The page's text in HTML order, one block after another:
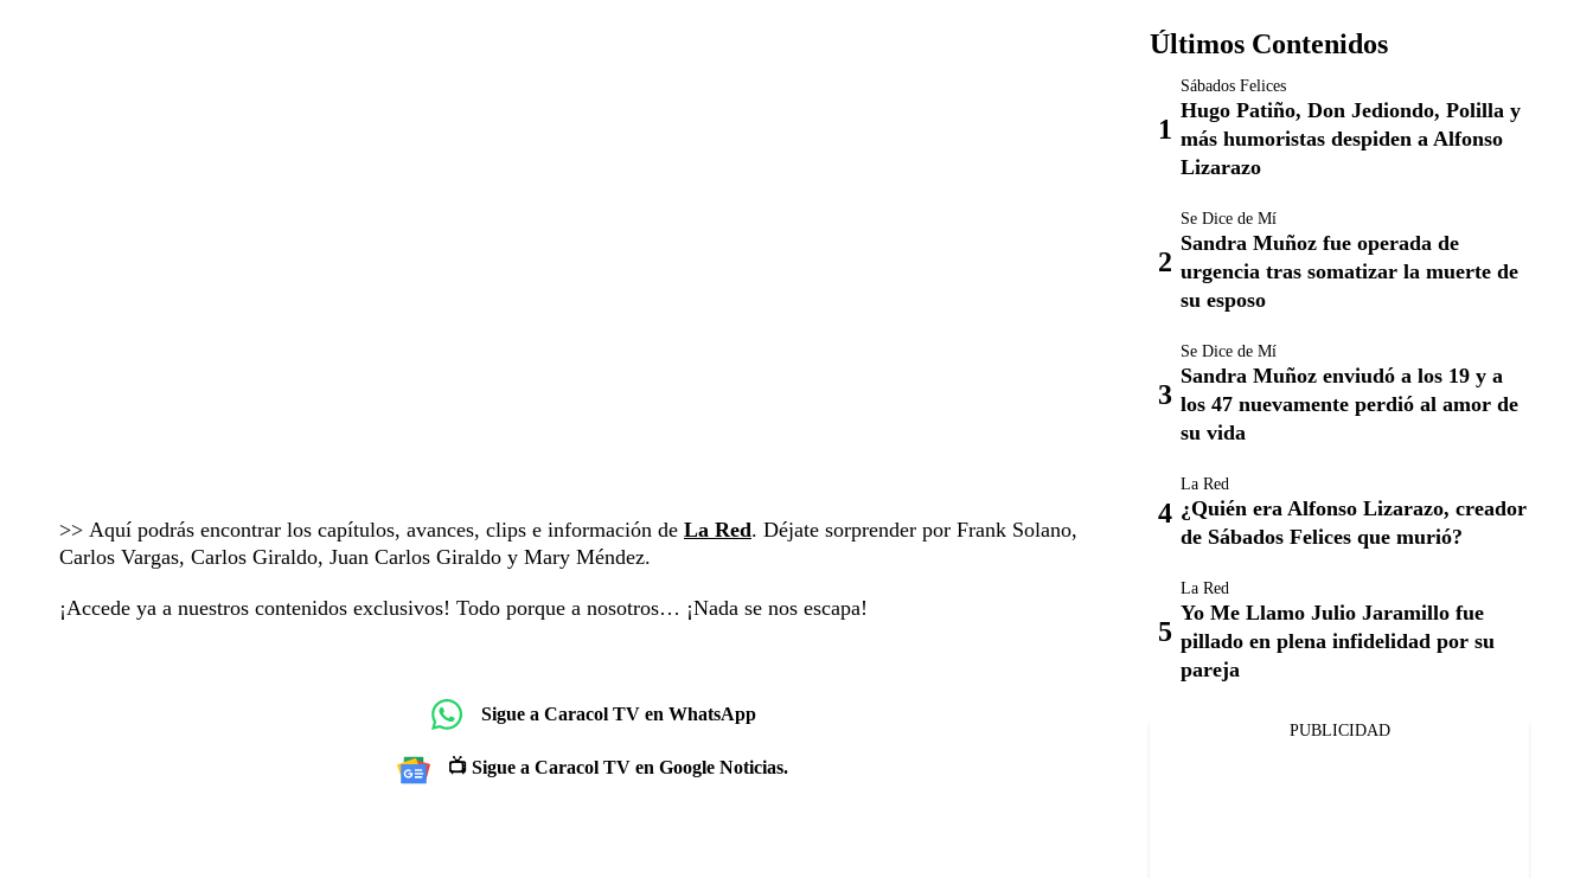
>> Aquí podrás encontrar los capítulos, avances, clips e información de La Red. Déjate sorprender por Frank Solano,
Carlos Vargas, Carlos Giraldo, Juan Carlos Giraldo y Mary Méndez.
¡Accede ya a nuestros contenidos exclusivos! Todo porque a nosotros… ¡Nada se nos escapa!
Sigue a Caracol TV en WhatsApp
📺 Sigue a Caracol TV en Google Noticias.
Últimos Contenidos
Sábados Felices
Hugo Patiño, Don Jediondo, Polilla y
más humoristas despiden a Alfonso
Lizarazo
Se Dice de Mí
Sandra Muñoz fue operada de
urgencia tras somatizar la muerte de
su esposo
Se Dice de Mí
Sandra Muñoz enviudó a los 19 y a
los 47 nuevamente perdió al amor de
su vida
La Red
¿Quién era Alfonso Lizarazo, creador
de Sábados Felices que murió?
La Red
Yo Me Llamo Julio Jaramillo fue
pillado en plena infidelidad por su
pareja
PUBLICIDAD